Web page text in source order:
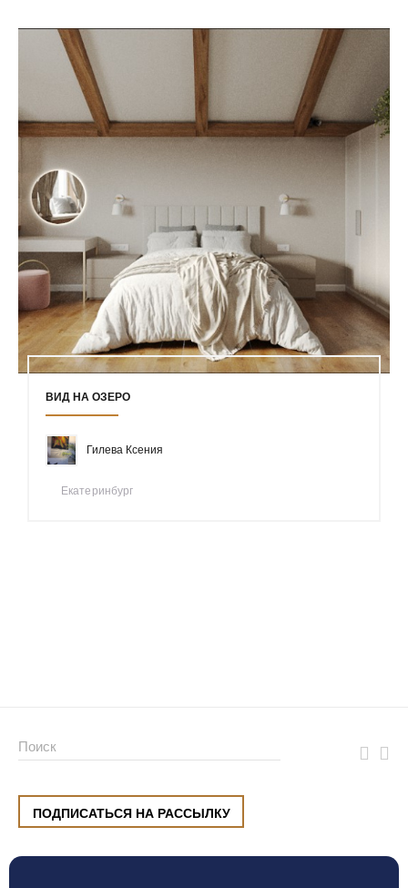
ВИД НА ОЗЕРО
Гилева Ксения
Екатеринбург
ПОДПИСАТЬСЯ НА РАССЫЛКУ
ул. Малышева, 8, Екатеринбург